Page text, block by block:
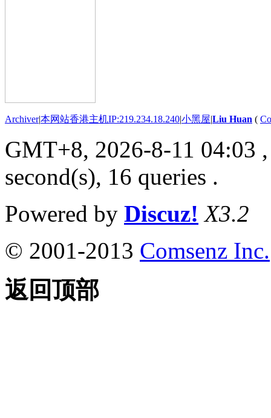
Archiver|本网站香港主机IP:219.234.18.240|小黑屋|Liu Huan (
GMT+8, 2026-8-11 04:03
second(s), 16 queries .
Powered by Discuz! X3.2
© 2001-2013 Comsenz Inc.
返回顶部